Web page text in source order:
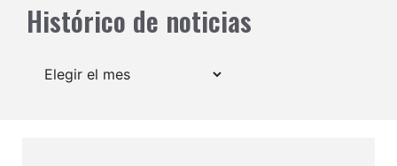
Histórico de noticias
Archivos